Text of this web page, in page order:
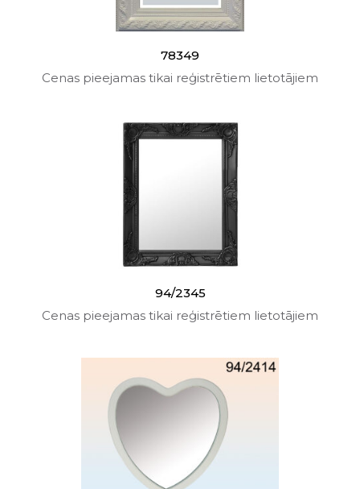
78349
Cenas pieejamas tikai reģistrētiem lietotājiem
94/2345
Cenas pieejamas tikai reģistrētiem lietotājiem